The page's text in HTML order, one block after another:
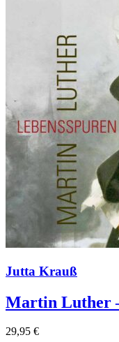
Jutta Krauß
Martin Luther
29,95 €